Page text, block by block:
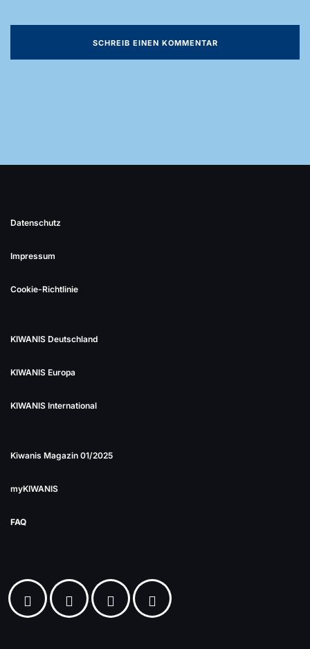
Datenschutz
Impressum
Cookie-Richtlinie
KIWANIS Deutschland
KIWANIS Europa
KIWANIS International
Kiwanis Magazin 01/2025
myKIWANIS
FAQ